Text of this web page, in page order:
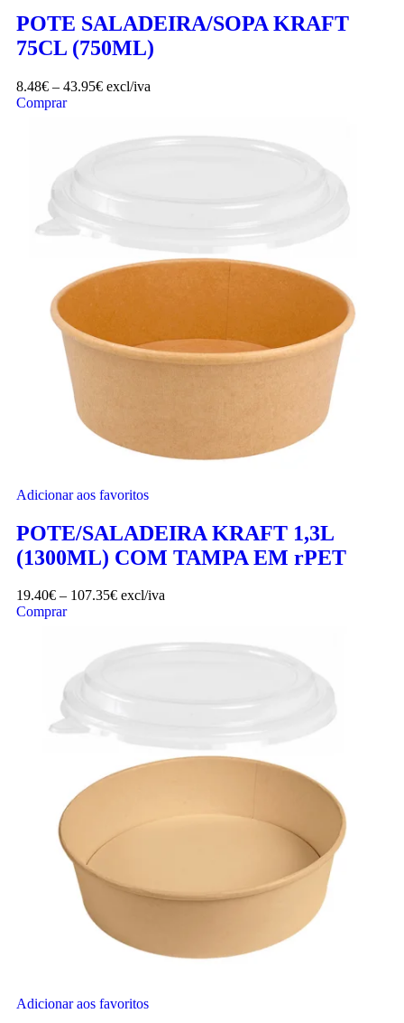
POTE SALADEIRA/SOPA KRAFT
75CL (750ML)
8.48€ – 43.95€ excl/iva
Comprar
Adicionar aos favoritos
POTE/SALADEIRA KRAFT 1,3L
(1300ML) COM TAMPA EM rPET
19.40€ – 107.35€ excl/iva
Comprar
Adicionar aos favoritos